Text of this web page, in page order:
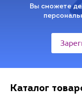
Вы сможете
Каталог